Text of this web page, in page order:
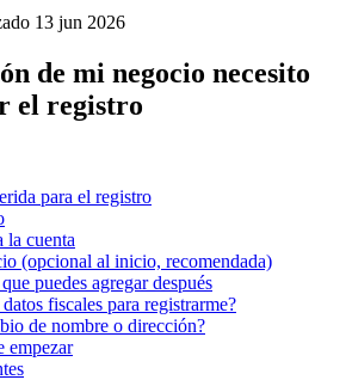
13 jun 2026
de mi negocio necesito
el registro
para el registro
la cuenta
(opcional al inicio, recomendada)
puedes agregar después
fiscales para registrarme?
de nombre o dirección?
empezar